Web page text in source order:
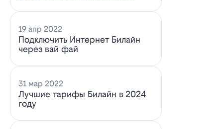
19 апр 2022
Подключить Интернет Билайн
через вай фай
31 мар 2022
Лучшие тарифы Билайн в 2024
году